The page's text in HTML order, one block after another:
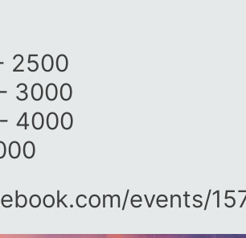
2500
3000
4000
​events/​